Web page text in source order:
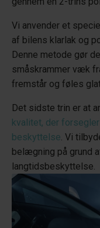
Vi anvender et
af bilens klarlak og
Denne metode gør
småskrammer væk
fremstår og føles
Det sidste trin er at
kvalitet, der
beskyttelse. Vi
belægning på grund
langtidsbeskyttelse.